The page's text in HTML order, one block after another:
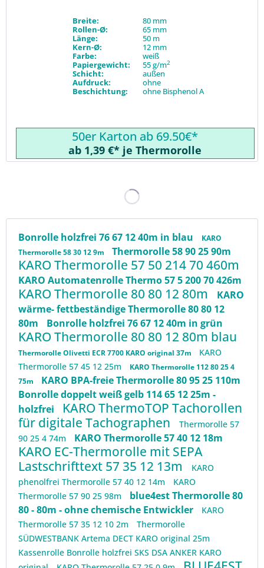
Breite:
80 mm
Rollen-Ø:
65 mm
Länge:
50 m
Kern-Ø:
12 mm
Farbe:
weiß
Papiergewicht:
55 g/m2
Schicht:
außen
Aufdruck:
ohne
Beschichtung:
ohne Bisphenol A
50er Karton ab 69.50€*
ab 1,39 €* je Thermorolle
Bonrolle holzfrei 76 67 12 40m in blau
KARO
Thermorolle 58 30 12 9m
Thermorolle 58 90 25 90m
KARO Thermorolle 57 50 214 70 460m
KARO Automatenrolle Thermo 57 5 200 70 426m
KARO Thermorolle 80 80 12 80m
KARO
wärme- fettbeständige Thermorolle 80 80 12
80m
Bonrolle holzfrei 76 67 12 40m in grün
KARO Thermorolle 80 80 12 80m blau
Thermorolle Olivetti ECR 7700 KARO original 37m
KARO
Thermorolle 57 45 12 25m
KARO Thermorolle 112 80 25 4
75m
KARO BPA-freie Thermorolle 80 95 25 110m
Bonrolle doppelt weiß gelb 114 65 12 25m -
holzfrei
KARO ThermoTOP Tachorollen
für digitale Tachographen
Thermorolle 57
90 25 4 74m
KARO Thermorolle 57 40 12 18m
KARO EC-Thermorolle mit SEPA
Lastschrifttext 57 35 12 13m
KARO
phenolfrei Thermorolle 57 40 12 14m
KARO
Thermorolle 57 90 25 98m
blue4est Thermorolle 80
80 - 80m - ohne chemische Entwickler
KARO
Thermorolle 57 35 12 10 2m
Thermorolle
SÜDWESTBANK Artema DECT KARO original 25m
Kassenrolle Bonrolle holzfrei SKS DSA ANKER KARO